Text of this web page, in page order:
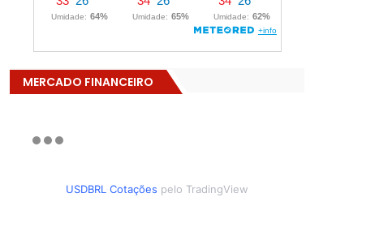
MERCADO FINANCEIRO
USDBRL Cotações pelo TradingView